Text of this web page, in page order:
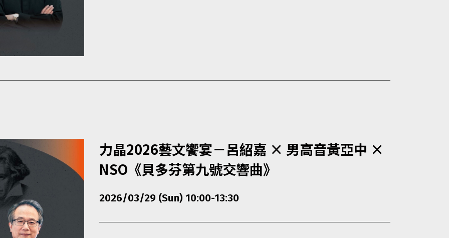
力晶2026藝文饗宴－呂紹嘉 × 男高音黃亞中 ×
NSO《貝多芬第九號交響曲》
2026/03/29 (Sun) 10:00-13:30